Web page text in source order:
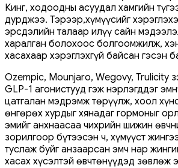
Кинг, ходоодны асуудал хамгийн
дурджээ. Тэрээр,хүмүүсийг
эрсдэлийн талаар илүү сайн
харалган болохоос болгоомжилж,
хасахаар хэрэглэхгүй байсан гэсэн
Ozempic, Mounjaro, Wegovy, Trulicity
GLP-1 агонистууд гэж нэрлэгддэг
цатгалан мэдрэмж төрүүлж, хоол
өнгөрөх хурдыг хянадаг гормоныг
эмийг анхнаасаа чихрийн шижин
зорилгоор бүтээсэн ч, хүмүүст
туслаж буйг анзаарсан эмч нар
хасах хүсэлтэй өвчтөнүүдэд зөвлөж